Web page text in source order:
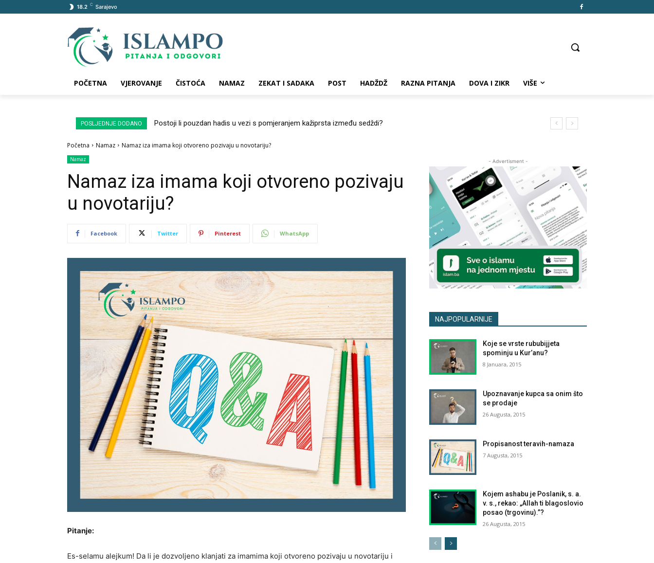
18.2 C Sarajevo
POČETNA VJEROVANJE ČISTOĆA NAMAZ ZEKAT I SADAKA POST HADŽDŽ RAZNA PITANJA DOVA I ZIKR VIŠE
POSLJEDNJE DODANO Postoji li pouzdan hadis u vezi s pomjeranjem kažiprsta između sedždi?
Početna Namaz Namaz iza imama koji otvoreno pozivaju u novotariju?
Namaz
Namaz iza imama koji otvoreno pozivaju
u novotariju?
Facebook Twitter Pinterest WhatsApp
Pitanje:
Es-selamu alejkum! Da li je dozvoljeno klanjati za imamima koji otvoreno pozivaju u novotariju i
- Advertisment -
NAJPOPULARNIJE
Koje se vrste rububijjeta
spominju u Kur’anu?
8 Januara, 2015
Upoznavanje kupca sa onim što
se prodaje
26 Augusta, 2015
Propisanost teravih-namaza
7 Augusta, 2015
Kojem ashabu je Poslanik, s. a.
v. s., rekao: „Allah ti blagoslovio
posao (trgovinu).”?
26 Augusta, 2015